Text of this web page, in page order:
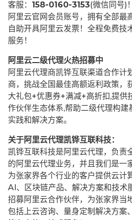
客服： 158-0160-3153(微信同号)
阿里云官网会员账号，拥有全部最
自助开具阿里云发票！全程免费
服务！
阿里云二级代理火热招募中
阿里云代理商凯铧互联渠道合作计
商，挑战全国最佳高额返利政策，
大礼包+优惠券+满减+高折扣,提供
作伙伴生态体系,帮助二级代理构建
实践和解决方案。
关于阿里云代理凯铧互联科技：
凯铧互联科技是阿里云代理，负责
的阿里云代理业务，并且我们是一
为张家界各个行业的客户提供云计
AI、区块链产品、解决方案和技术
招募阿里云合作伙伴，为张家界当
包括上云咨询、量身定制解决方案